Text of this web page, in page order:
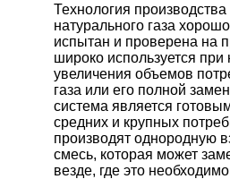
Технология производства
натурального газа
испытан и проверена на
широко используется при
увеличения объемов
газа или его полной
система является
средних и крупных
производят однородную
смесь, которая может
везде, где это